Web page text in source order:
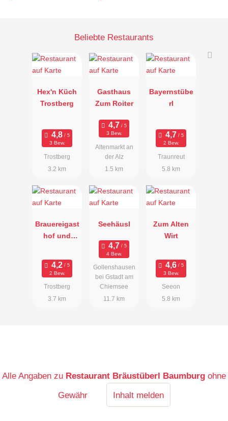
Beliebte Restaurants
Hex'n Küch
Trostberg
3 Bew.
Trostberg
3.2 km
Gasthaus
Zum Roiter
3 Bew.
Altenmarkt an
der Alz
1.5 km
Bayernstübe
rl
2 Bew.
Traunreut
5.8 km
Brauereigast
hof und
Pfaubräu
2 Bew.
Trostberg
3.7 km
Seehäusl
4 Bew.
Gollenshausen
bei Gstadt am
Chiemsee
11.7 km
Zum Alten
Wirt
3 Bew.
Seeon
5.8 km
Alle Angaben zu Restaurant Bräustüberl Baumburg ohne
Gewähr
Inhalt melden